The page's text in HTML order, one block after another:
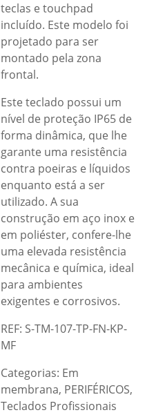
teclas e touchpad
incluído. Este modelo foi
projetado para ser
montado pela zona
frontal.
Este teclado possui um
nível de proteção IP65 de
forma dinâmica, que lhe
garante uma resistência
contra poeiras e líquidos
enquanto está a ser
utilizado. A sua
construção em aço inox e
em poliéster, confere-lhe
uma elevada resistência
mecânica e química, ideal
para ambientes
exigentes e corrosivos.
REF: S-TM-107-TP-FN-KP-
MF
Categorias: Em
membrana, PERIFÉRICOS,
Teclados Profissionais